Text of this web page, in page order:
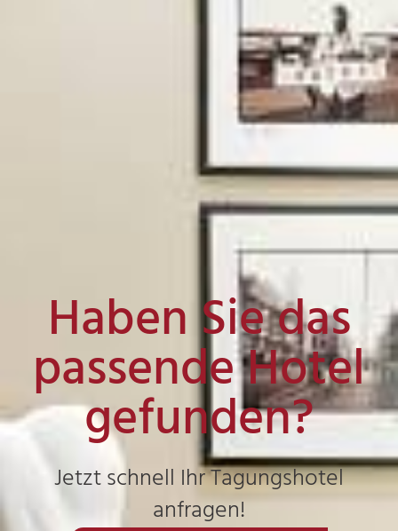
Haben Sie das
passende Hotel
gefunden?
Jetzt schnell Ihr Tagungshotel
anfragen!